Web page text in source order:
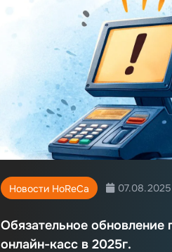
Новости HoReCa 07.08.2025
Обязательное обновление
онлайн-касс в 2025г.